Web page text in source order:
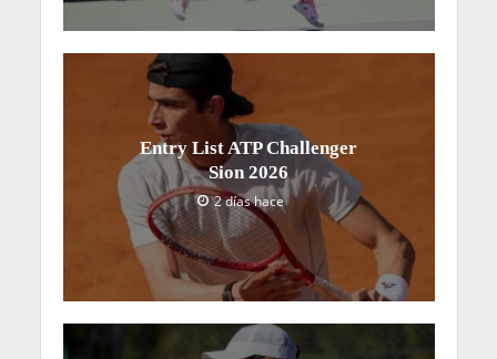
Entry List ATP Challenger
Sion 2026
2 días hace